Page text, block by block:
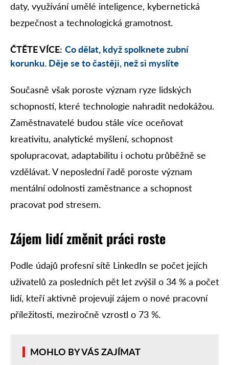
daty, využívání umělé inteligence, kybernetická
bezpečnost a technologická gramotnost.
ČTĚTE VÍCE: Co dělat, když spolknete zubní
korunku. Děje se to častěji, než si myslíte
Současně však poroste význam ryze lidských
schopností, které technologie nahradit nedokážou.
Zaměstnavatelé budou stále více oceňovat
kreativitu, analytické myšlení, schopnost
spolupracovat, adaptabilitu i ochotu průběžně se
vzdělávat. V neposlední řadě poroste význam
mentální odolnosti zaměstnance a schopnost
pracovat pod stresem.
Zájem lidí změnit práci roste
Podle údajů profesní sítě LinkedIn se počet jejích
uživatelů za posledních pět let zvýšil o 34 % a počet
lidí, kteří aktivně projevují zájem o nové pracovní
příležitosti, meziročně vzrostl o 73 %.
MOHLO BY VÁS ZAJÍMAT